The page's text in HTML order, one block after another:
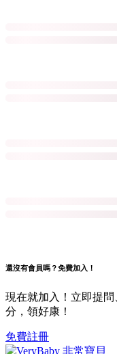
還沒有會員嗎？免費加入！
現在就加入！立即提
分，領好康！
免費註冊